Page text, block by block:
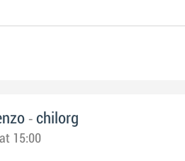
- chilorg
15:00